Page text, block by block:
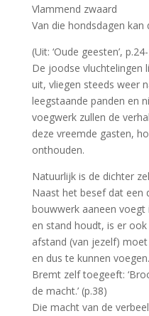
Vlammend zwaard
Van die hondsdagen kan
(Uit: ‘Oude geesten’,
De joodse vluchtelingen
uit, vliegen steeds weer
leegstaande panden en
voegwerk zullen de
deze vreemde gasten,
onthouden.
Natuurlijk is de dichter
Naast het besef dat een
bouwwerk aaneen
en stand houdt, is er
afstand (van jezelf)
en dus te kunnen
Bremt zelf toegeeft:
de macht.’ (p.38)
Die macht van de